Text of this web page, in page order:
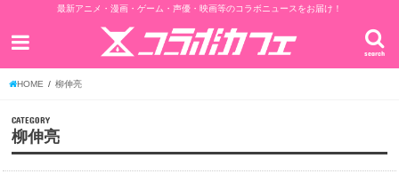
最新アニメ・漫画・ゲーム・声優・映画等のコラボニュースをお届け！
search
HOME 柳伸亮
CATEGORY
柳伸亮